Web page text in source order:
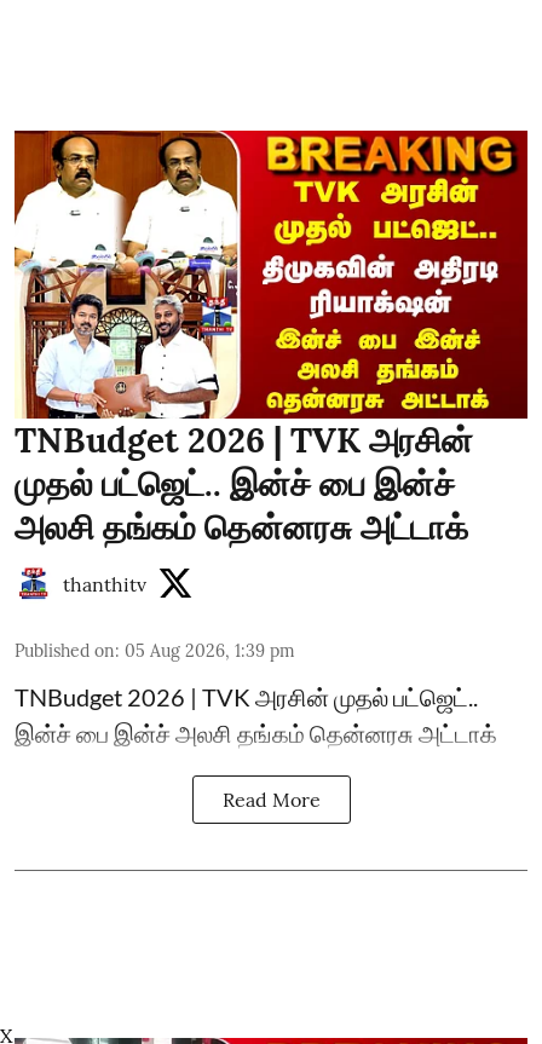
TNBudget 2026 | TVK அரசின்
முதல் பட்ஜெட்.. இன்ச் பை இன்ச்
அலசி தங்கம் தென்னரசு அட்டாக்
thanthitv
Published on: 05 Aug 2026, 1:39 pm
TNBudget 2026 | TVK அரசின் முதல் பட்ஜெட்..
இன்ச் பை இன்ச் அலசி தங்கம் தென்னரசு அட்டாக்
Read More
X